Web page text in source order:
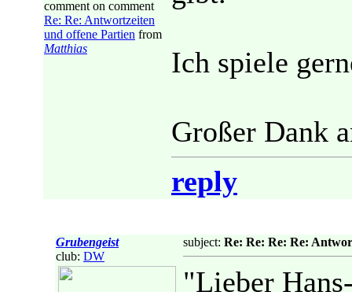
comment on comment
Re: Re: Antwortzeiten
und offene Partien from
Matthias
Ich spiele
Großer Dank
reply
Grubengeist
club: DW
subject: Re: Re: Re: Re:
"Lieber